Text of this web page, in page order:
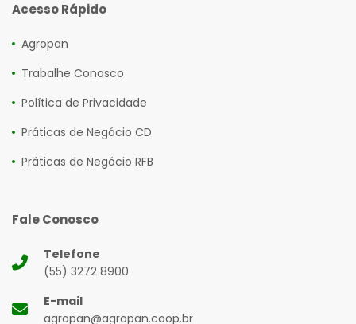
Acesso Rápido
Agropan
Trabalhe Conosco
Política de Privacidade
Práticas de Negócio CD
Práticas de Negócio RFB
Fale Conosco
Telefone
(55) 3272 8900
E-mail
agropan@agropan.coop.br